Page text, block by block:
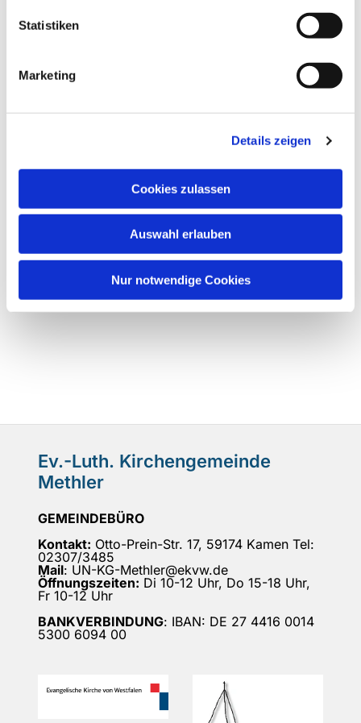
Statistiken
Marketing
Details zeigen
Cookies zulassen
Auswahl erlauben
Nur notwendige Cookies
Ev.-Luth. Kirchengemeinde
Methler
GEMEINDEBÜRO
Kontakt: Otto-Prein-Str. 17, 59174 Kamen Tel:
02307/3485
Mail: UN-KG-Methler@ekvw.de
Öffnungszeiten: Di 10-12 Uhr, Do 15-18 Uhr,
Fr 10-12 Uhr
BANKVERBINDUNG: IBAN: DE 27 4416 0014
5300 6094 00